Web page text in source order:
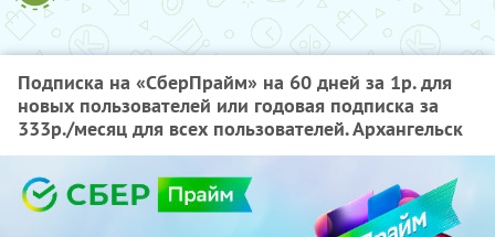
Подписка на «СберПрайм» на 60 дней за 1р. для
новых пользователей или годовая подписка за
333р./месяц для всех пользователей. Архангельск